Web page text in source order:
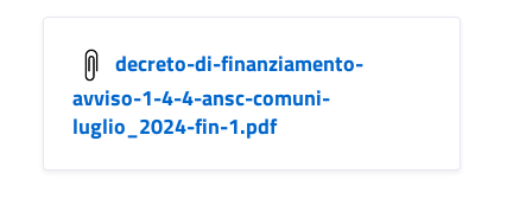
decreto-di-finanziamento-
avviso-1-4-4-ansc-comuni-
luglio_2024-fin-1.pdf